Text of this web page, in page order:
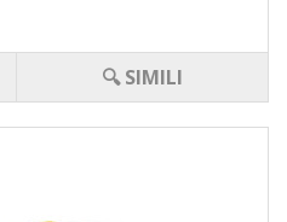
🔍 SIMILI